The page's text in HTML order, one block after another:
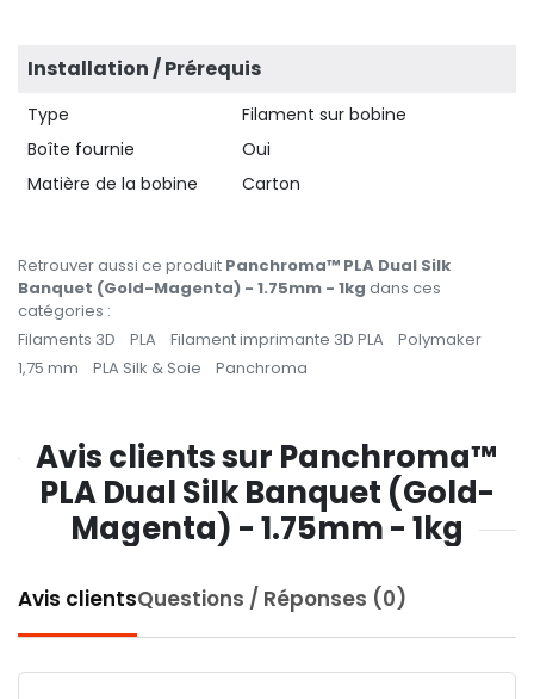
Installation / Prérequis
Type
Filament sur bobine
Boîte fournie
Oui
Matière de la bobine
Carton
Retrouver aussi ce produit Panchroma™ PLA Dual Silk
Banquet (Gold-Magenta) - 1.75mm - 1kg dans ces
catégories :
Filaments 3D
PLA Filament imprimante 3D PLA
Polymaker
1,75 mm
PLA Silk & Soie Panchroma
Avis clients sur Panchroma™
PLA Dual Silk Banquet (Gold-
Magenta) - 1.75mm - 1kg
Avis clientsQuestions / Réponses (0)